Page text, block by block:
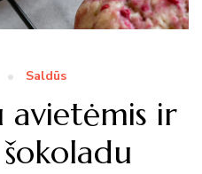
Saldūs
avietėmis ir